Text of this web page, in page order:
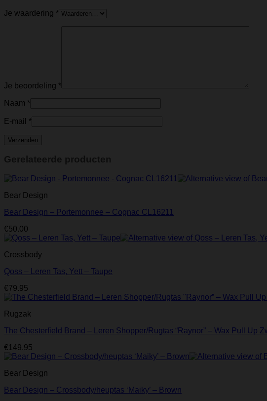
Je waardering *
Je beoordeling *
Naam *
E-mail *
Gerelateerde producten
Bear Design
Bear Design – Portemonnee – Cognac CL16211
€50.00
Crossbody
Qoss – Leren Tas, Yett – Taupe
€79.95
Rugzak
The Chesterfield Brand – Leren Shopper/Rugtas “Raynor” – Wax Pull Up
€149.95
Bear Design
Bear Design – Crossbody/heuptas ‘Maiky’ – Brown